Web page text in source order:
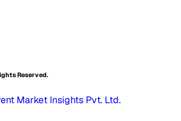
Reserved.
Market Insights Pvt. Ltd.